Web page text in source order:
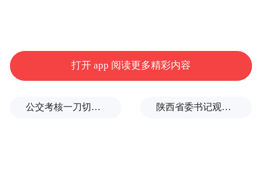
样的患儿关爱活动，来加强龙湖志愿者深度
参与；第三，通过丰富多元的公益活动，加
强公众倡导；第四，依托爱佑慈善基金会专
打开 app 阅读更多精彩内容
公交考核一刀切司机不敢开空调：别把压力转嫁一线员工 陕西省委书记观摩直播带货，同董宇辉交流